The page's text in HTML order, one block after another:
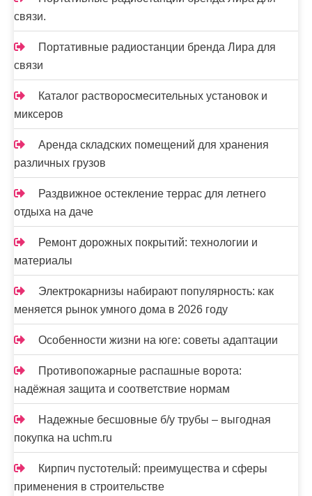
связи.
Портативные радиостанции бренда Лира для
связи
Каталог растворосмесительных установок и
миксеров
Аренда складских помещений для хранения
различных грузов
Раздвижное остекление террас для летнего
отдыха на даче
Ремонт дорожных покрытий: технологии и
материалы
Электрокарнизы набирают популярность: как
меняется рынок умного дома в 2026 году
Особенности жизни на юге: советы адаптации
Противопожарные распашные ворота:
надёжная защита и соответствие нормам
Надежные бесшовные б/у трубы – выгодная
покупка на uchm.ru
Кирпич пустотелый: преимущества и сферы
применения в строительстве